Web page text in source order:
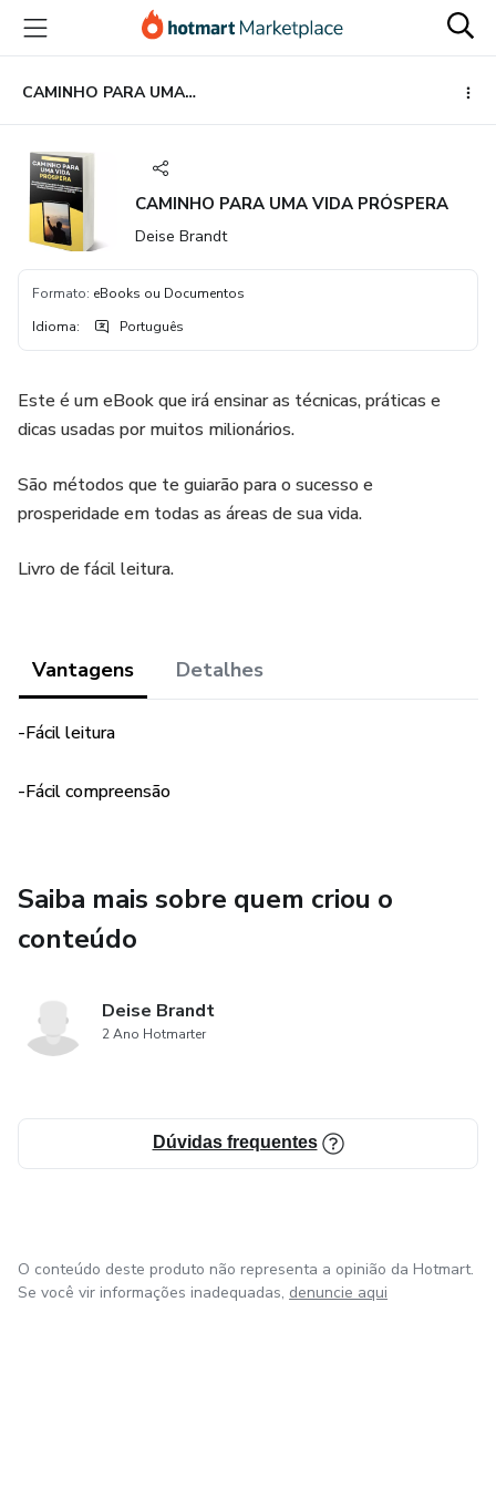
para
conteúdo
principal
para
pagamento
para
rodapé
CAMINHO PARA UMA VIDA PRÓSPERA
CAMINHO PARA UMA VIDA PRÓSPERA
Deise Brandt
Formato: eBooks ou Documentos
Idioma: Português
Este é um eBook que irá ensinar as técnicas, práticas e
dicas usadas por muitos milionários.
São métodos que te guiarão para o sucesso e
prosperidade em todas as áreas de sua vida.
Livro de fácil leitura.
Vantagens Detalhes
-Fácil leitura
-Fácil compreensão
Saiba mais sobre quem criou o
conteúdo
Deise Brandt
2 Ano Hotmarter
Dúvidas frequentes
O conteúdo deste produto não representa a opinião da Hotmart.
Se você vir informações inadequadas, denuncie aqui